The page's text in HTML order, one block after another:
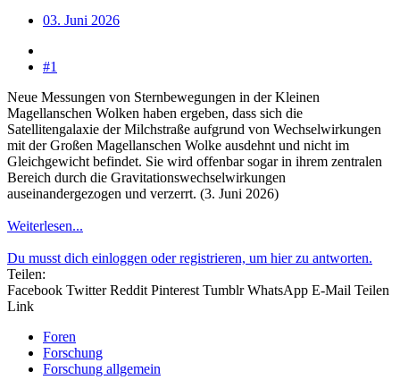
03. Juni 2026
#1
Neue Messungen von Sternbewegungen in der Kleinen
Magellanschen Wolken haben ergeben, dass sich die
Satellitengalaxie der Milchstraße aufgrund von Wechselwirkungen
mit der Großen Magellanschen Wolke ausdehnt und nicht im
Gleichgewicht befindet. Sie wird offenbar sogar in ihrem zentralen
Bereich durch die Gravitationswechselwirkungen
auseinandergezogen und verzerrt. (3. Juni 2026)
Weiterlesen...
Du musst dich einloggen oder registrieren, um hier zu antworten.
Teilen:
Facebook Twitter Reddit Pinterest Tumblr WhatsApp E-Mail Teilen
Link
Foren
Forschung
Forschung allgemein